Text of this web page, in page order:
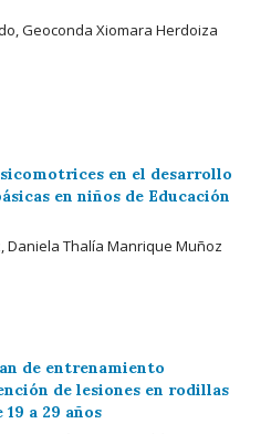
Geoconda Xiomara Herdoiza
en el desarrollo
en niños de Educación
Daniela Thalía Manrique Muñoz
de entrenamiento
de lesiones en rodillas
a 29 años